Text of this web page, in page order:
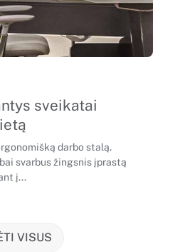
sveikatai
darbo stalą.
svarbus žingsnis įprastą
į...
VISUS